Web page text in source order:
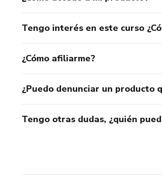
Tengo interés en este curso
¿Cómo afiliarme?
¿Puedo denunciar un producto
Tengo otras dudas, ¿quién